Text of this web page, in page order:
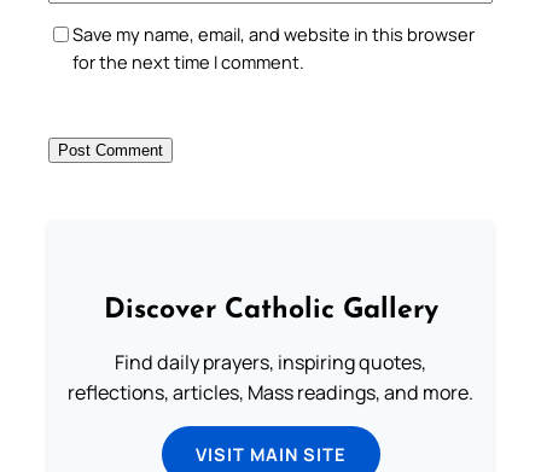
Save my name, email, and website in this browser
for the next time I comment.
Discover Catholic Gallery
Find daily prayers, inspiring quotes,
reflections, articles, Mass readings, and more.
VISIT MAIN SITE